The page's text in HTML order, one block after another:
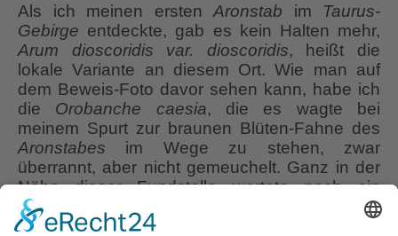
Als ich meinen ersten Aronstab im Taurus-
Gebirge entdeckte, gab es kein Halten mehr,
Arum dioscoridis var. dioscoridis, heißt die
lokale Variante an diesem Ort. Wie man auf
dem Beweis-Foto davor sehen kann, habe ich
die Orobanche caesia, die es wagte bei
meinem Spurt zur braunen Blüten-Fahne des
Aronstabes im Wege zu stehen, zwar
überrannt, aber nicht gemeuchelt. Ganz in der
Nähe dieser Fundstelle wartete noch ein
hübsches gelbes
Scutellaria orientalis subsp.
pinnatifida, einHelmkraut